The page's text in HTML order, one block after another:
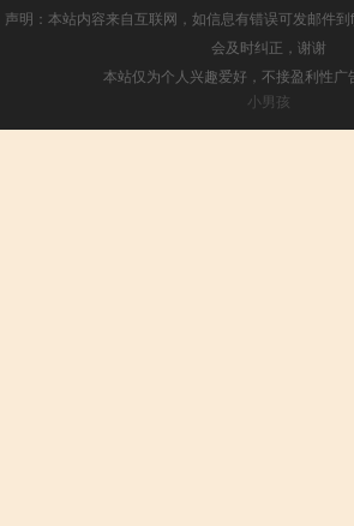
声明：本站内容来自互联网，如信息有错误可发邮件
会及时纠正，谢谢
本站仅为个人兴趣爱好，不接盈利性广
小男孩